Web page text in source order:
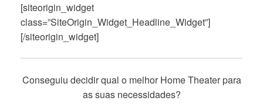
[siteorigin_widget
class=”SiteOrigin_Widget_Headline_Widget”]
[/siteorigin_widget]
Conseguiu decidir qual o melhor Home Theater para
as suas necessidades?